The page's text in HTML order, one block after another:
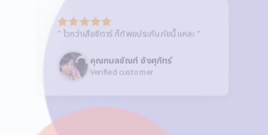
" ไวกว่าเสือชีตาร์ ก็ทิพยประกันภัยนึ้แหละ "
คุณกมลขัณฑ์ อังศุภัทร์
Verified customer